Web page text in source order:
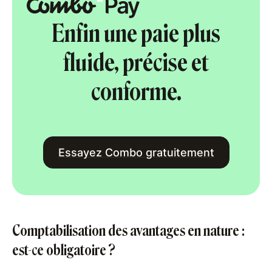
Enfin une paie plus
fluide, précise et
conforme.
Essayez Combo gratuitement
Comptabilisation des avantages en nature :
est-ce obligatoire ?